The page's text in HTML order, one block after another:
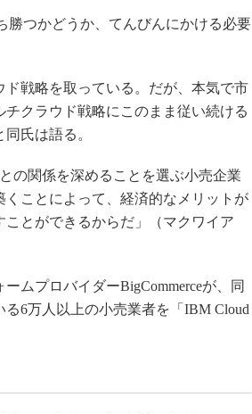
つかどうか、てんびんにかける必要
戦略を取っている。だが、本気で市
クラウド戦略にこのまま従い続ける
氏は語る。
の関係を深めることを選ぶ小売企業
ことによって、経済的なメリットが
とができるからだ」（マクワイア
ムプロバイダーBigCommerceが、同
6万人以上の小売業者を「IBM Cloud